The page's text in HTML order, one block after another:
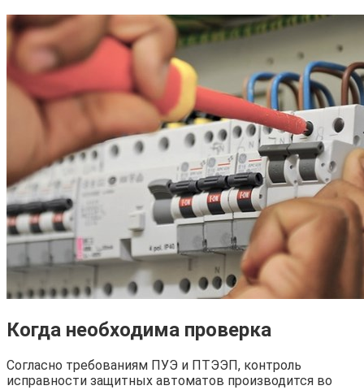
Когда необходима проверка
Согласно требованиям ПУЭ и ПТЭЭП, контроль
исправности защитных автоматов производится во